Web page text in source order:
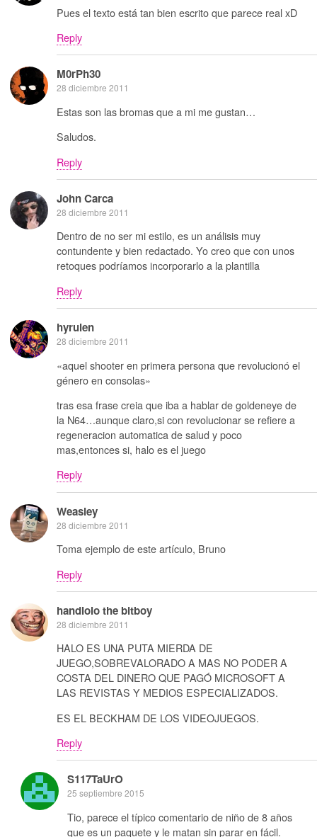
Pues el texto está tan bien escrito que parece real xD
Reply
M0rPh30
28 diciembre 2011
Estas son las bromas que a mi me gustan…
Saludos.
Reply
John Carca
28 diciembre 2011
Dentro de no ser mi estilo, es un análisis muy
contundente y bien redactado. Yo creo que con unos
retoques podríamos incorporarlo a la plantilla
Reply
hyrulen
28 diciembre 2011
«aquel shooter en primera persona que revolucionó el
género en consolas»
tras esa frase creia que iba a hablar de goldeneye de
la N64…aunque claro,si con revolucionar se refiere a
regeneracion automatica de salud y poco
mas,entonces si, halo es el juego
Reply
Weasley
28 diciembre 2011
Toma ejemplo de este artículo, Bruno
Reply
handlolo the bitboy
28 diciembre 2011
HALO ES UNA PUTA MIERDA DE
JUEGO,SOBREVALORADO A MAS NO PODER A
COSTA DEL DINERO QUE PAGÓ MICROSOFT A
LAS REVISTAS Y MEDIOS ESPECIALIZADOS.
ES EL BECKHAM DE LOS VIDEOJUEGOS.
Reply
S117TaUrO
25 septiembre 2015
Tio, parece el típico comentario de niño de 8 años
que es un paquete y le matan sin parar en fácil.